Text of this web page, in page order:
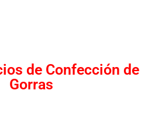
de Confección de
Gorras